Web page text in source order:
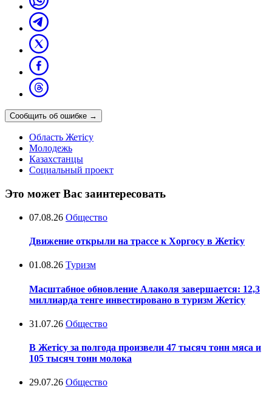
Сообщить об ошибке →
Область Жетісу
Молодежь
Казахстанцы
Социальный проект
Это может Вас заинтересовать
07.08.26 Общество
Движение открыли на трассе к Хоргосу в Жетісу
01.08.26 Туризм
Масштабное обновление Алаколя завершается: 12,3
миллиарда тенге инвестировано в туризм Жетісу
31.07.26 Общество
В Жетісу за полгода произвели 47 тысяч тонн мяса и
105 тысяч тонн молока
29.07.26 Общество